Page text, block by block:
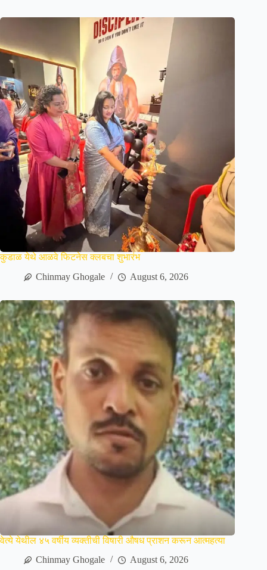
कुडाळ येथे आळवे फिटनेस क्लबचा शुभारंभ
Chinmay Ghogale
August 6, 2026
वेत्ये येथील ४५ वर्षीय व्यक्तीची विषारी औषध प्राशन करून आत्महत्या
Chinmay Ghogale
August 6, 2026